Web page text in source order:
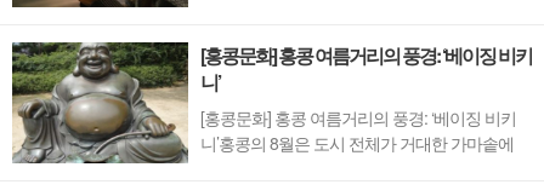
길을 한 손엔 밀크티를 들고 스마트폰을 보며 걸
어가는 젊은 여성들의 모습은 너무나 일상적이
다.타인의 시선이나 뜬금없는 도발, 길거리 캣콜
링...
[홍콩문화] 홍콩 여름거리의 풍경: ‘베이징 비키
니’
[홍콩문화] 홍콩 여름거리의 풍경: ‘베이징 비키
니’홍콩의 8월은 도시 전체가 거대한 가마솥에